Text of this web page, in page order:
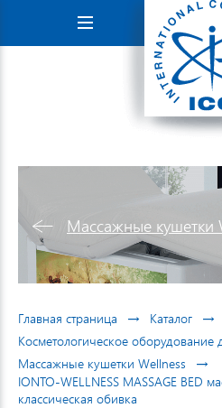
Навигация
Массажные кушетки
Главная страница → Каталог →
Косметологическое оборудование
Массажные кушетки Wellness →
IONTO-WELLNESS MASSAGE BED
классическая обивка